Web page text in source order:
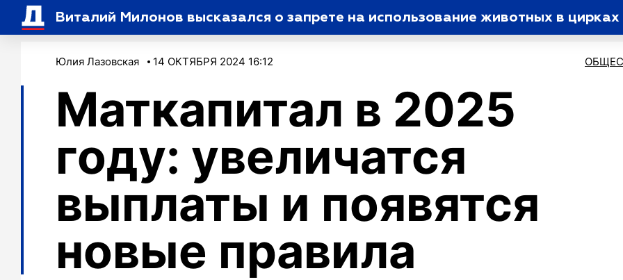
Виталий Милонов высказался о запрете на использование животных в цирках
Юлия Лазовская 14 ОКТЯБРЯ 2024 16:12
Маткапитал в 2025
году: увеличатся
выплаты и появятся
новые правила